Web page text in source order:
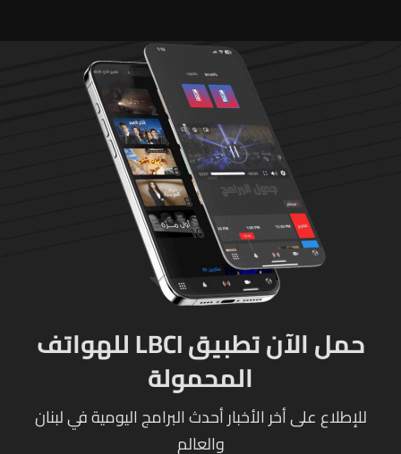
حمل الآن تطبيق LBCI للهواتف
المحمولة
للإطلاع على أخر الأخبار أحدث البرامج اليومية في لبنان
والعالم